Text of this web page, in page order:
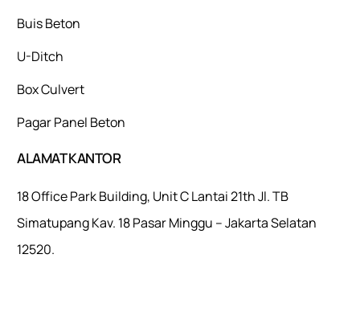
Buis Beton
U-Ditch
Box Culvert
Pagar Panel Beton
ALAMAT KANTOR
18 Office Park Building, Unit C Lantai 21th Jl. TB
Simatupang Kav. 18 Pasar Minggu – Jakarta Selatan
12520.